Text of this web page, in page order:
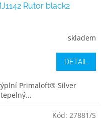
Rutor black2
skladem
DETAIL
Primaloft® Silver
Kód: 27881/S